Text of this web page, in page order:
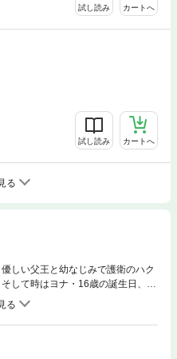
試し読み カートへ
試し読み カートへ
る
しい父王と幼なじみで護衛のハク
して時はヨナ・16歳の誕生日、ヨ
ら簪を贈られ、父へ自分の気持ち
ぬ過酷な運命が！？